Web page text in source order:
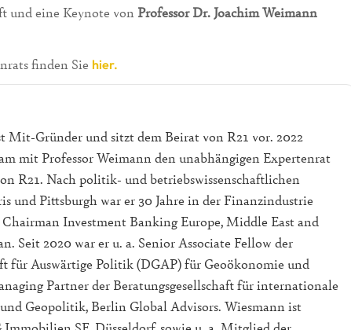
und eine Keynote von Professor Dr. Joachim Weimann
finden Sie hier.
Gründer und sitzt dem Beirat von R21 vor. 2022
mit Professor Weimann den unabhängigen Expertenrat
R21. Nach politik- und betriebswissenschaftlichen
und Pittsburgh war er 30 Jahre in der Finanzindustrie
Investment Banking Europe, Middle East and
Seit 2020 war er u. a. Senior Associate Fellow der
für Auswärtige Politik (DGAP) für Geoökonomie und
Partner der Beratungsgesellschaft für internationale
Geopolitik, Berlin Global Advisors. Wiesmann ist